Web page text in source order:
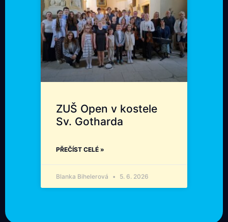
ZUŠ Open v kostele
Sv. Gotharda
PŘEČÍST CELÉ »
Blanka Bihelerová 5. 6. 2026